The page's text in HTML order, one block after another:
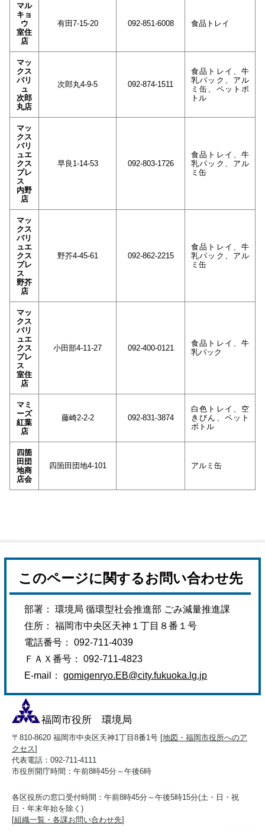
マル
キョ
ウ
室住
店
有田7-15-20 092-851-6008 食品トレイ
マッ
クス
バリ
ュ
次郎
丸店
次郎丸4-9-5 092-874-1511
食品トレイ、牛
乳パック、アル
ミ缶、ペットボ
トル
マッ
クス
バリ
ュエ
クス
プレ
ス
内野
店
早良1-14-53 092-803-1726
食品トレイ、牛
乳パック、アル
ミ缶
マッ
クス
バリ
ュエ
クス
プレ
ス
野芥
店
野芥4-45-61 092-862-2215
食品トレイ、牛
乳パック、アル
ミ缶
マッ
クス
バリ
ュエ
クス
プレ
ス
室住
店
小田部4-11-27 092-400-0121
食品トレイ、牛
乳パック
マミ
ーズ
紅葉
店
藤崎2-2-2 092-831-3874
白色トレイ、空
きびん、ペット
ボトル
四箇
田団
地商
店会
四箇田団地4-101 アルミ缶
このページに関するお問い合わせ先
部署： 環境局 循環型社会推進部 ごみ減量推進課
住所： 福岡市中央区天神１丁目８番１号
電話番号： 092-711-4039
ＦＡＸ番号： 092-711-4823
E-mail：gomigenryo.EB@city.fukuoka.lg.jp
福岡市役所 環境局
〒810-8620 福岡市中央区天神1丁目8番1号 [地図・福岡市役所へのア
クセス]
代表電話：092-711-4111
市役所開庁時間：午前8時45分～午後6時
各区役所の窓口受付時間：午前8時45分～午後5時15分(土・日・祝
日・年末年始を除く)
[組織一覧・各課お問い合わせ先]